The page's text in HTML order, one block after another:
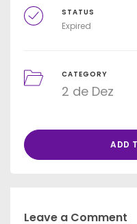
STATUS
Expired
CATEGORY
2 de Dez
ADD
Leave a Comment